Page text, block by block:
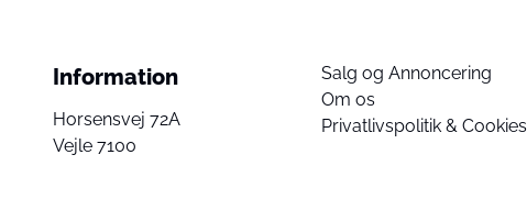
Information
Horsensvej 72A
Vejle 7100
Salg og Annoncering
Om os
Privatlivspolitik & Cookies